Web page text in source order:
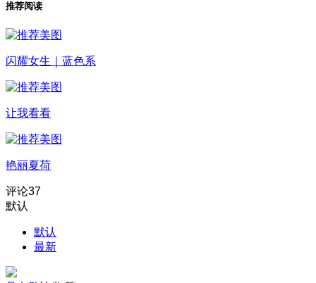
推荐阅读
闪耀女生｜蓝色系
让我看看
艳丽夏荷
评论37
默认
默认
最新